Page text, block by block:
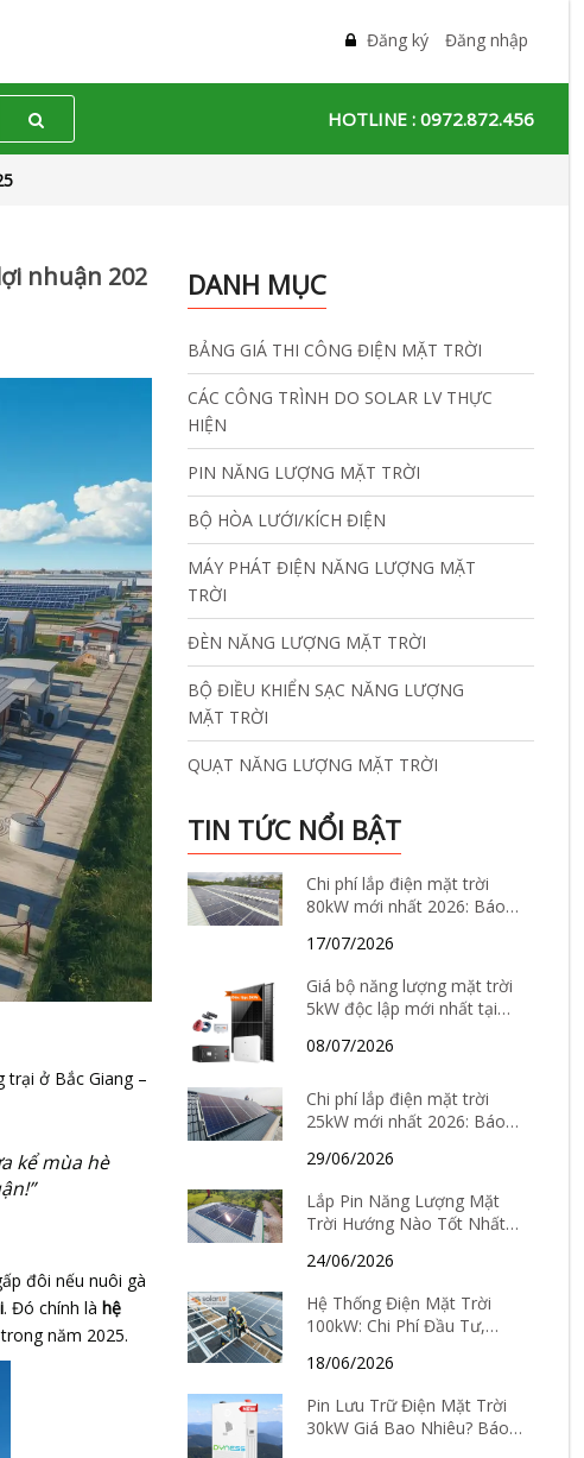
Đăng ký Đăng nhập
HOTLINE :0972.872.456
nhuận 202
trại ở Bắc Giang –
kể mùa hè
đôi nếu nuôi gà
. Đó chính là hệ
năm 2025.
DANH MỤC
BẢNG GIÁ THI CÔNG ĐIỆN MẶT TRỜI
CÁC CÔNG TRÌNH DO SOLAR LV THỰC
HIỆN
PIN NĂNG LƯỢNG MẶT TRỜI
BỘ HÒA LƯỚI/KÍCH ĐIỆN
MÁY PHÁT ĐIỆN NĂNG LƯỢNG MẶT
TRỜI
ĐÈN NĂNG LƯỢNG MẶT TRỜI
BỘ ĐIỀU KHIỂN SẠC NĂNG LƯỢNG
MẶT TRỜI
QUẠT NĂNG LƯỢNG MẶT TRỜI
TIN TỨC NỔI BẬT
Chi phí lắp điện mặt trời
80kW mới nhất 2026: Báo
giải pháp tiết kiệm điện hiệu
quả
17/07/2026
Giá bộ năng lượng mặt trời
5kW độc lập mới nhất tại
chi tiết, cấu hình và tư vấn
08/07/2026
Chi phí lắp điện mặt trời
25kW mới nhất 2026: Báo
vốn
29/06/2026
Lắp Pin Năng Lượng Mặt
Trời Hướng Nào Tốt Nhất?
tỉnh thành
24/06/2026
Hệ Thống Điện Mặt Trời
100kW: Chi Phí Đầu Tư,
Gian Hoàn Vốn Chi Tiết
18/06/2026
Pin Lưu Trữ Điện Mặt Trời
30kW Giá Bao Nhiêu? Báo